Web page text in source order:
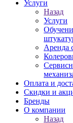
Услуги
Назад
Услуги
Аренда
Оплата и
Скидки и
Бренды
О компании
Назад